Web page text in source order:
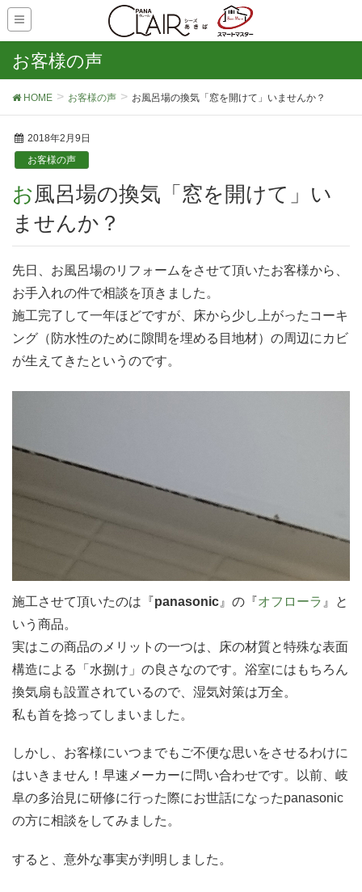
お客様の声
HOME お客様の声 お風呂場の換気「窓を開けて」いませんか？
2018年2月9日
お客様の声
お風呂場の換気「窓を開けて」い
ませんか？
先日、お風呂場のリフォームをさせて頂いたお客様から、
お手入れの件で相談を頂きました。
施工完了して一年ほどですが、床から少し上がったコーキ
ング（防水性のために隙間を埋める目地材）の周辺にカビ
が生えてきたというのです。
施工させて頂いたのは『panasonic 』の『オフローラ 』と
いう商品。
実はこの商品のメリットの一つは、床の材質と特殊な表面
構造による「水捌け」の良さなのです。浴室にはもちろん
換気扇も設置されているので、湿気対策は万全。
私も首を捻ってしまいました。
しかし、お客様にいつまでもご不便な思いをさせるわけに
はいきません！早速メーカーに問い合わせです。以前、岐
阜の多治見に研修に行った際にお世話になったpanasonic
の方に相談をしてみました。
すると、意外な事実が判明しました。